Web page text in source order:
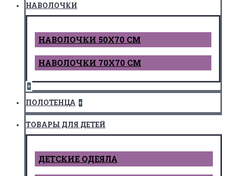
НАВОЛОЧКИ
НАВОЛОЧКИ 50Х70 СМ
НАВОЛОЧКИ 70Х70 СМ
+
ПОЛОТЕНЦА +
ТОВАРЫ ДЛЯ ДЕТЕЙ
ДЕТCКИЕ ОДЕЯЛА